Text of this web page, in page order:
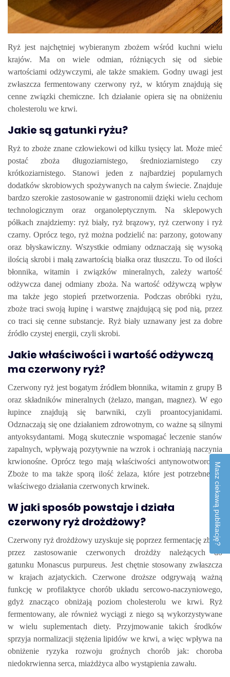
Ryż jest najchętniej wybieranym zbożem wśród kuchni wielu
krajów. Ma on wiele odmian, różniących się od siebie
wartościami odżywczymi, ale także smakiem. Godny uwagi jest
zwłaszcza fermentowany czerwony ryż, w którym znajdują się
cenne związki chemiczne. Ich działanie opiera się na obniżeniu
cholesterolu we krwi.
Jakie są gatunki ryżu?
Ryż to zboże znane człowiekowi od kilku tysięcy lat. Może mieć
postać zboża długoziarnistego, średnioziarnistego czy
krótkoziarnistego. Stanowi jeden z najbardziej popularnych
dodatków skrobiowych spożywanych na całym świecie. Znajduje
bardzo szerokie zastosowanie w gastronomii dzięki wielu cechom
technologicznym oraz organoleptycznym. Na sklepowych
półkach znajdziemy: ryż biały, ryż brązowy, ryż czerwony i ryż
czarny. Oprócz tego, ryż można podzielić na: parzony, gotowany
oraz błyskawiczny. Wszystkie odmiany odznaczają się wysoką
ilością skrobi i małą zawartością białka oraz tłuszczu. To od ilości
błonnika, witamin i związków mineralnych, zależy wartość
odżywcza danej odmiany zboża. Na wartość odżywczą wpływ
ma także jego stopień przetworzenia. Podczas obróbki ryżu,
zboże traci swoją łupinę i warstwę znajdującą się pod nią, przez
co traci się cenne substancje. Ryż biały uznawany jest za dobre
źródło czystej energii, czyli skrobi.
Jakie właściwości i wartość odżywczą
ma czerwony ryż?
Czerwony ryż jest bogatym źródłem błonnika, witamin z grupy B
oraz składników mineralnych (żelazo, mangan, magnez). W ego
łupince znajdują się barwniki, czyli proantocyjanidami.
Odznaczają się one działaniem zdrowotnym, co ważne są silnymi
antyoksydantami. Mogą skutecznie wspomagać leczenie stanów
zapalnych, wpływają pozytywnie na wzrok i ochraniają naczynia
krwionośne. Oprócz tego mają właściwości antynowotworowe.
Zboże to ma także sporą ilość żelaza, które jest potrzebne do
właściwego działania czerwonych krwinek.
W jaki sposób powstaje i działa
czerwony ryż drożdżowy?
Czerwony ryż drożdżowy uzyskuje się poprzez fermentację zboża
przez zastosowanie czerwonych drożdży należących do
gatunku Monascus purpureus. Jest chętnie stosowany zwłaszcza
w krajach azjatyckich. Czerwone droższe odgrywają ważną
funkcję w profilaktyce chorób układu sercowo-naczyniowego,
gdyż znacząco obniżają poziom cholesterolu we krwi. Ryż
fermentowany, ale również wyciągi z niego są wykorzystywane
w wielu suplementach diety. Przyjmowanie takich środków
sprzyja normalizacji stężenia lipidów we krwi, a więc wpływa na
obniżenie ryzyka rozwoju groźnych chorób jak: choroba
niedokrwienna serca, miażdżyca albo wystąpienia zawału.
Masz ciekawą publikację?